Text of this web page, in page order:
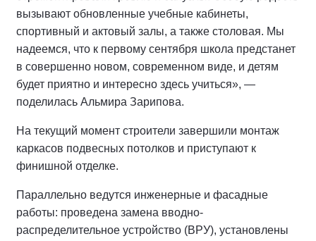
вызывают обновленные учебные кабинеты,
спортивный и актовый залы, а также столовая. Мы
надеемся, что к первому сентября школа предстанет
в совершенно новом, современном виде, и детям
будет приятно и интересно здесь учиться», —
поделилась Альмира Зарипова.
На текущий момент строители завершили монтаж
каркасов подвесных потолков и приступают к
финишной отделке.
Параллельно ведутся инженерные и фасадные
работы: проведена замена вводно-
распределительное устройство (ВРУ), установлены